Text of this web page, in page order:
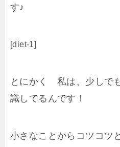
す♪
[diet-1]
とにかく 私は、少しで
識してるんです！
小さなことからコツコツ